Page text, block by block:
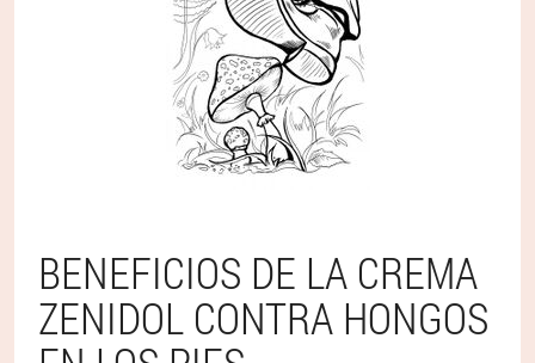
BENEFICIOS DE LA CREMA
ZENIDOL CONTRA HONGOS